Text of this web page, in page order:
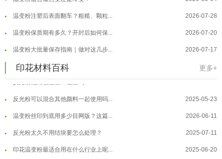
温变粉注塑后表面翻车？粗糙、颗粒... 2026-07-28
温变粉保质期有多久？开封后如何保... 2026-07-20
温变粉大批量保存指南｜做对这几步... 2026-07-17
温变粉"罢工"指南：为...
温变粉到底怕不怕酸碱和酒精？ 2026-07-09
温变粉"烤"问：长期加... 2026-07-07
温变粉耐温真相：注塑"高温炼... 2026-07-03
夜间安全卫士：丝印反光粉搭配全攻... 2026-01-20
印花材料百科 更多+
超细反光粉怎么印牢度才会更好？
反光粉是永久有效的吗？能用多久？
外墙涂料中怎么添加反光粉使用？
超细反光粉需要搭配什么胶浆使用？
反光粉能用在注塑工艺上吗？ 2025-06-02
反光粉可以混合其他颜料一起使用吗... 2025-05-23
温变粉丝印到底用多少目网版？这篇... 2026-06-11
反光粉太久不用结块要怎么处理？ 2025-07-11
印花温变粉最适合用在什么行业上呢... 2025-06-20